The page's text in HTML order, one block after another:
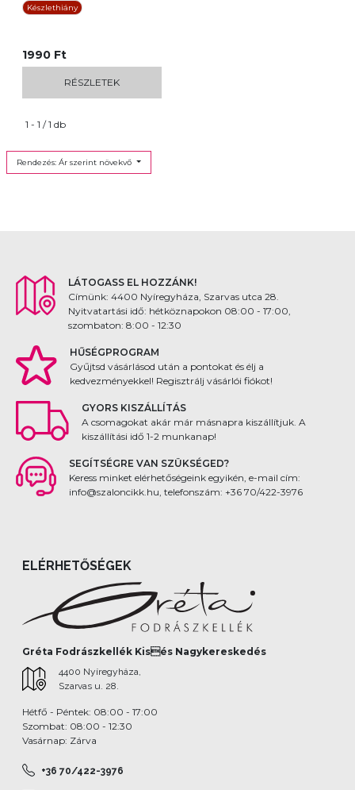
Készlethiány
1990 Ft
RÉSZLETEK
1 - 1 / 1 db
Rendezés: Ár szerint növekvő
LÁTOGASS EL HOZZÁNK!
Címünk: 4400 Nyíregyháza, Szarvas utca 28.
Nyitvatartási idő: hétköznapokon 08:00 - 17:00,
szombaton: 8:00 - 12:30
HŰSÉGPROGRAM
Gyűjtsd vásárlásod után a pontokat és élj a
kedvezményekkel! Regisztrálj vásárlói fiókot!
GYORS KISZÁLLÍTÁS
A csomagokat akár már másnapra kiszállítjuk. A
kiszállítási idő 1-2 munkanap!
SEGÍTSÉGRE VAN SZÜKSÉGED?
Keress minket elérhetőségeink egyikén, e-mail cím:
info@szaloncikk.hu, telefonszám: +36 70/422-3976
ELÉRHETŐSÉGEK
Gréta Fodrászkellék Kisés Nagykereskedés
4400 Nyíregyháza,
Szarvas u. 28.
Hétfő - Péntek: 08:00 - 17:00
Szombat: 08:00 - 12:30
Vasárnap: Zárva
+36 70/422-3976